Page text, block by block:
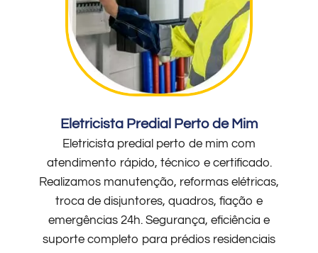
Eletricista Predial Perto de Mim
Eletricista predial perto de mim com
atendimento rápido, técnico e certificado.
Realizamos manutenção, reformas elétricas,
troca de disjuntores, quadros, fiação e
emergências 24h. Segurança, eficiência e
suporte completo para prédios residenciais